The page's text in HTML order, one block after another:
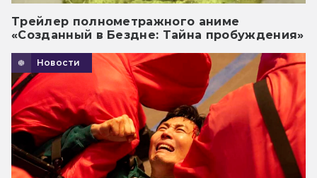
Трейлер полнометражного аниме
«Созданный в Бездне: Тайна пробуждения»
Новости